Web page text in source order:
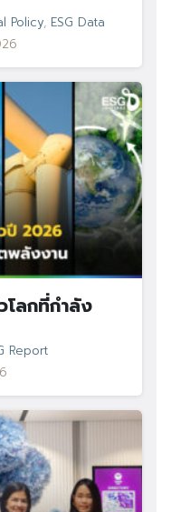
Policy, ESG Data
โลกที่กำลัง
Report